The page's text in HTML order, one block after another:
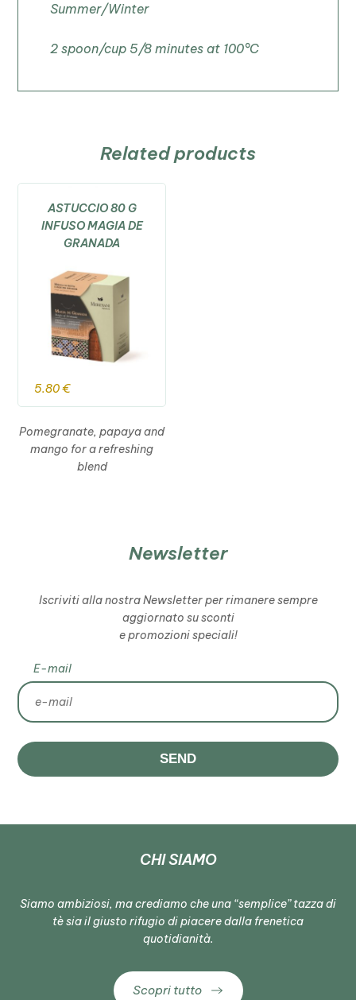
Summer/Winter
2 spoon/cup 5/8 minutes at 100°C
Related products
ASTUCCIO 80 G
INFUSO MAGIA DE
GRANADA
5.80€
Pomegranate, papaya and
mango for a refreshing
blend
Newsletter
Iscriviti alla nostra Newsletter per rimanere sempre
aggiornato su sconti
e promozioni speciali!
E-mail
SEND
CHI SIAMO
Siamo ambiziosi, ma crediamo che una “semplice” tazza di
tè sia il giusto rifugio di piacere dalla frenetica
quotidianità.
Scopri tutto